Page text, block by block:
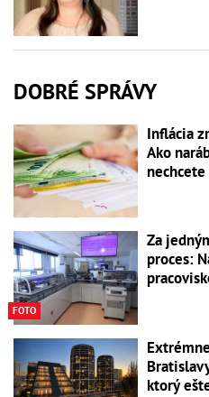
DOBRÉ SPRÁVY
Inflácia
Ako
FOTO
Za
proces:
ktorý